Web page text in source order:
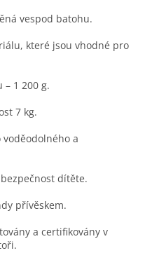
vespod batohu.
které jsou vhodné pro
– 1 200 g.
7 kg.
voděodolného a
dítěte.
přívěskem.
a certifikovány v